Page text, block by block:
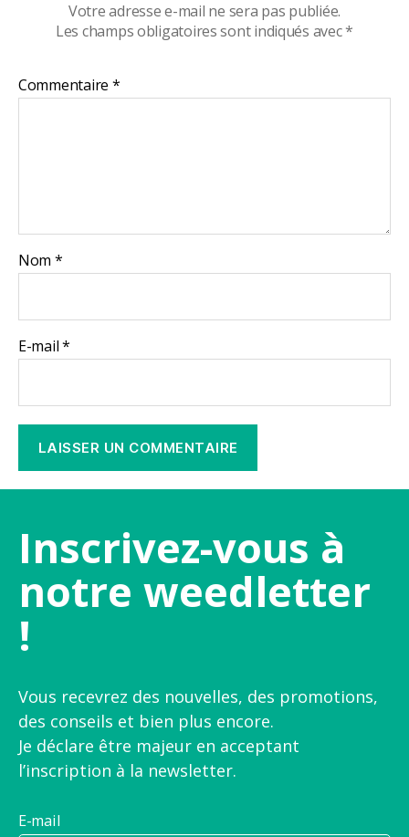
Votre adresse e-mail ne sera pas publiée.
Les champs obligatoires sont indiqués avec*
Commentaire *
Nom *
E-mail*
Inscrivez-vous à
notre weedletter
!
Vous recevrez des nouvelles, des promotions,
des conseils et bien plus encore.
Je déclare être majeur en acceptant
l’inscription à la newsletter.
E-mail